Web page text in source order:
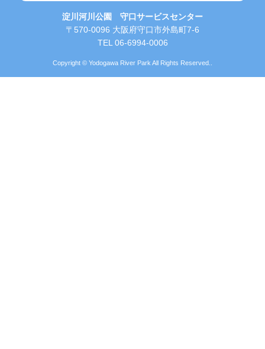
淀川河川公園 守口サービスセンター
〒570-0096 大阪府守口市外島町7-6
TEL 06-6994-0006
Copyright © Yodogawa River Park All Rights Reserved..